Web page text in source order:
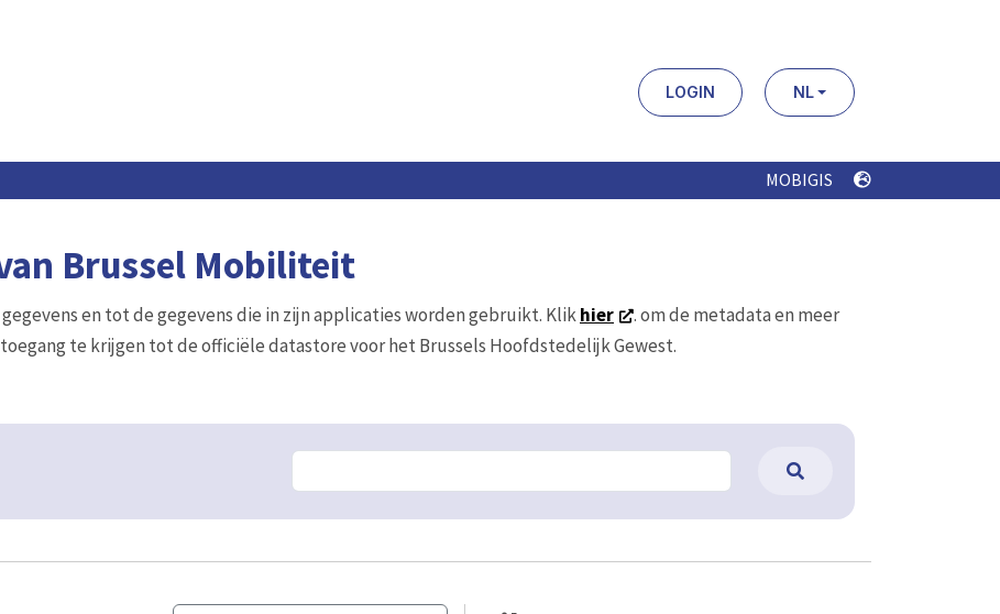
LOGIN NL
MOBIGIS
Brussel Mobiliteit
en tot de gegevens die in zijn applicaties worden gebruikt. Klikhier
. om de metadata en meer
te krijgen tot de officiële datastore voor het Brussels Hoofdstedelijk Gewest.